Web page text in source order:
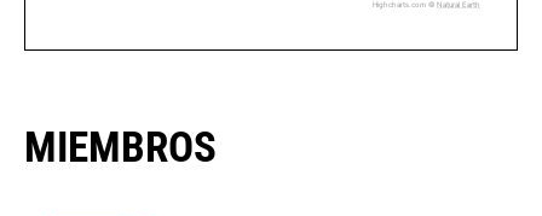
Highcharts.com © Natural Earth
MIEMBROS